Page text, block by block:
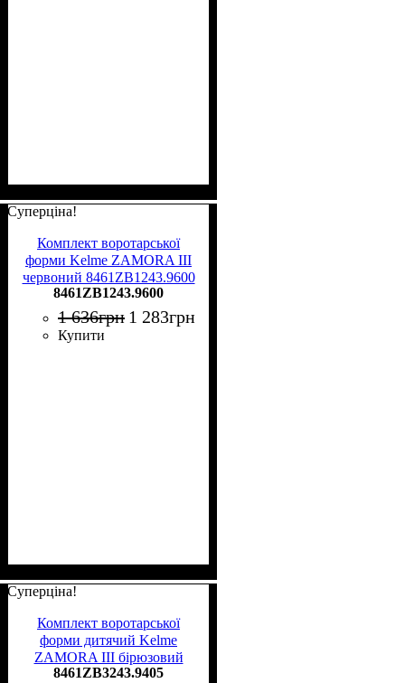
Суперціна!
Комплект воротарської
форми Kelme ZAMORA III
червоний 8461ZB1243.9600
8461ZB1243.9600
1 636грн 1 283грн
Купити
Суперціна!
Комплект воротарської
форми дитячий Kelme
ZAMORA III бірюзовий
8461ZB3243.9405
8461ZB3243.9405